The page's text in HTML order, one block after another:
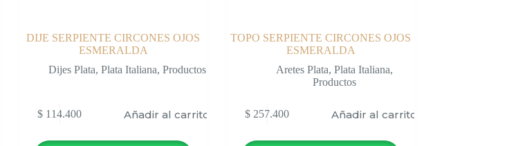
DIJE SERPIENTE CIRCONES OJOS
ESMERALDA
Dijes Plata, Plata Italiana, Productos
$ 114.400 Añadir al carrito
TOPO SERPIENTE CIRCONES OJOS
ESMERALDA
Aretes Plata,Plata Italiana,
Productos
$ 257.400 Añadir al carrito